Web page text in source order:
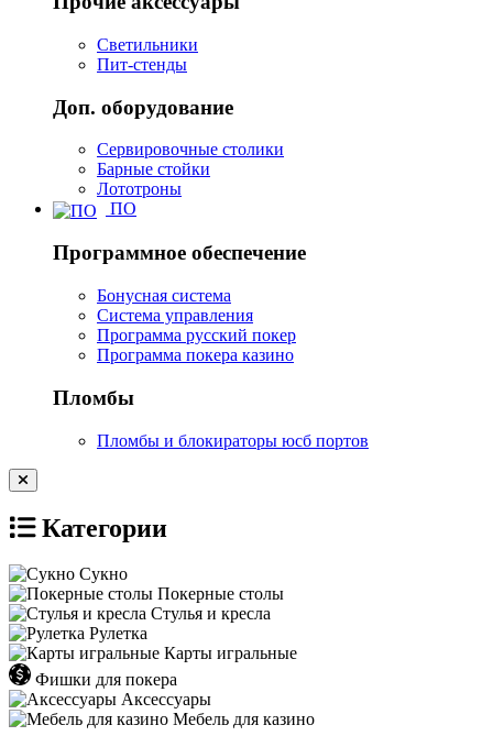
Светильники
Пит-стенды
Доп. оборудование
Сервировочные столики
Барные стойки
Лототроны
ПО
Программное обеспечение
Бонусная система
Система управления
Программа русский покер
Программа покера казино
Пломбы
Пломбы и блокираторы юсб портов
Категории
Сукно
Покерные столы
Стулья и кресла
Рулетка
Карты игральные
Фишки для покера
Аксессуары
Мебель для казино